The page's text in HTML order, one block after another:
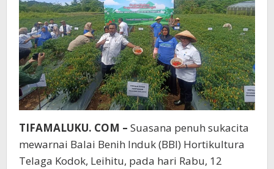
TIFAMALUKU. COM – Suasana penuh sukacita
mewarnai Balai Benih Induk (BBI) Hortikultura
Telaga Kodok, Leihitu, pada hari Rabu, 12